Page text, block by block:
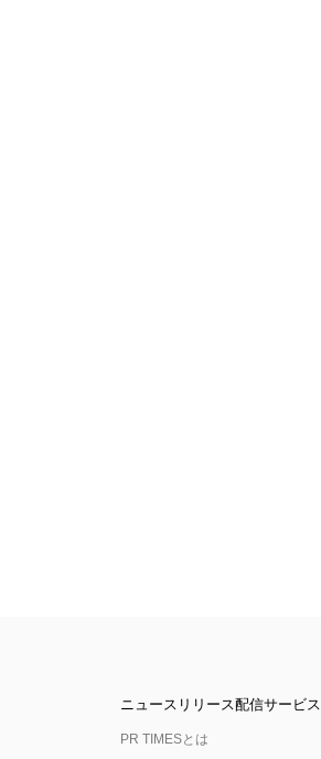
ニュースリリース配信サービス
PR TIMESとは